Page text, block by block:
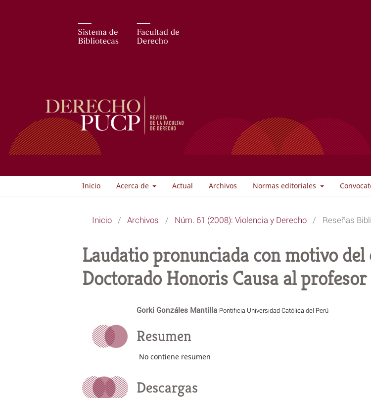
Inicio Acerca de Actual Archivos Normas editoriales
Inicio / Archivos / Núm. 61 (2008): Violencia y Derecho / Reseñas
Laudatio pronunciada con motivo
Doctorado Honoris Causa al
Gorki Gonzáles Mantilla Pontificia Universidad Católica del Perú
Resumen
No contiene resumen
Descargas